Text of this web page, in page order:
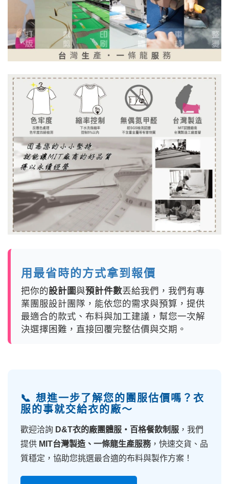
用最省時的方式拿到報價
把你的設計圖與預計件數丟給我們，我們有專
業團服設計團隊，能依您的需求與預算，提供
最適合的款式、布料與加工建議，幫您一次解
決選擇困難，直接回覆完整估價與交期。
📞 想進一步了解您的團服估價嗎？衣
服的事就交給衣的廠～
歡迎洽詢 D&T衣的廠團體服・百格餐飲制服 ，我們
提供 MIT台灣製造、一條龍生產服務，快速交貨、品
質穩定，協助您挑選最合適的布料與製作方案！